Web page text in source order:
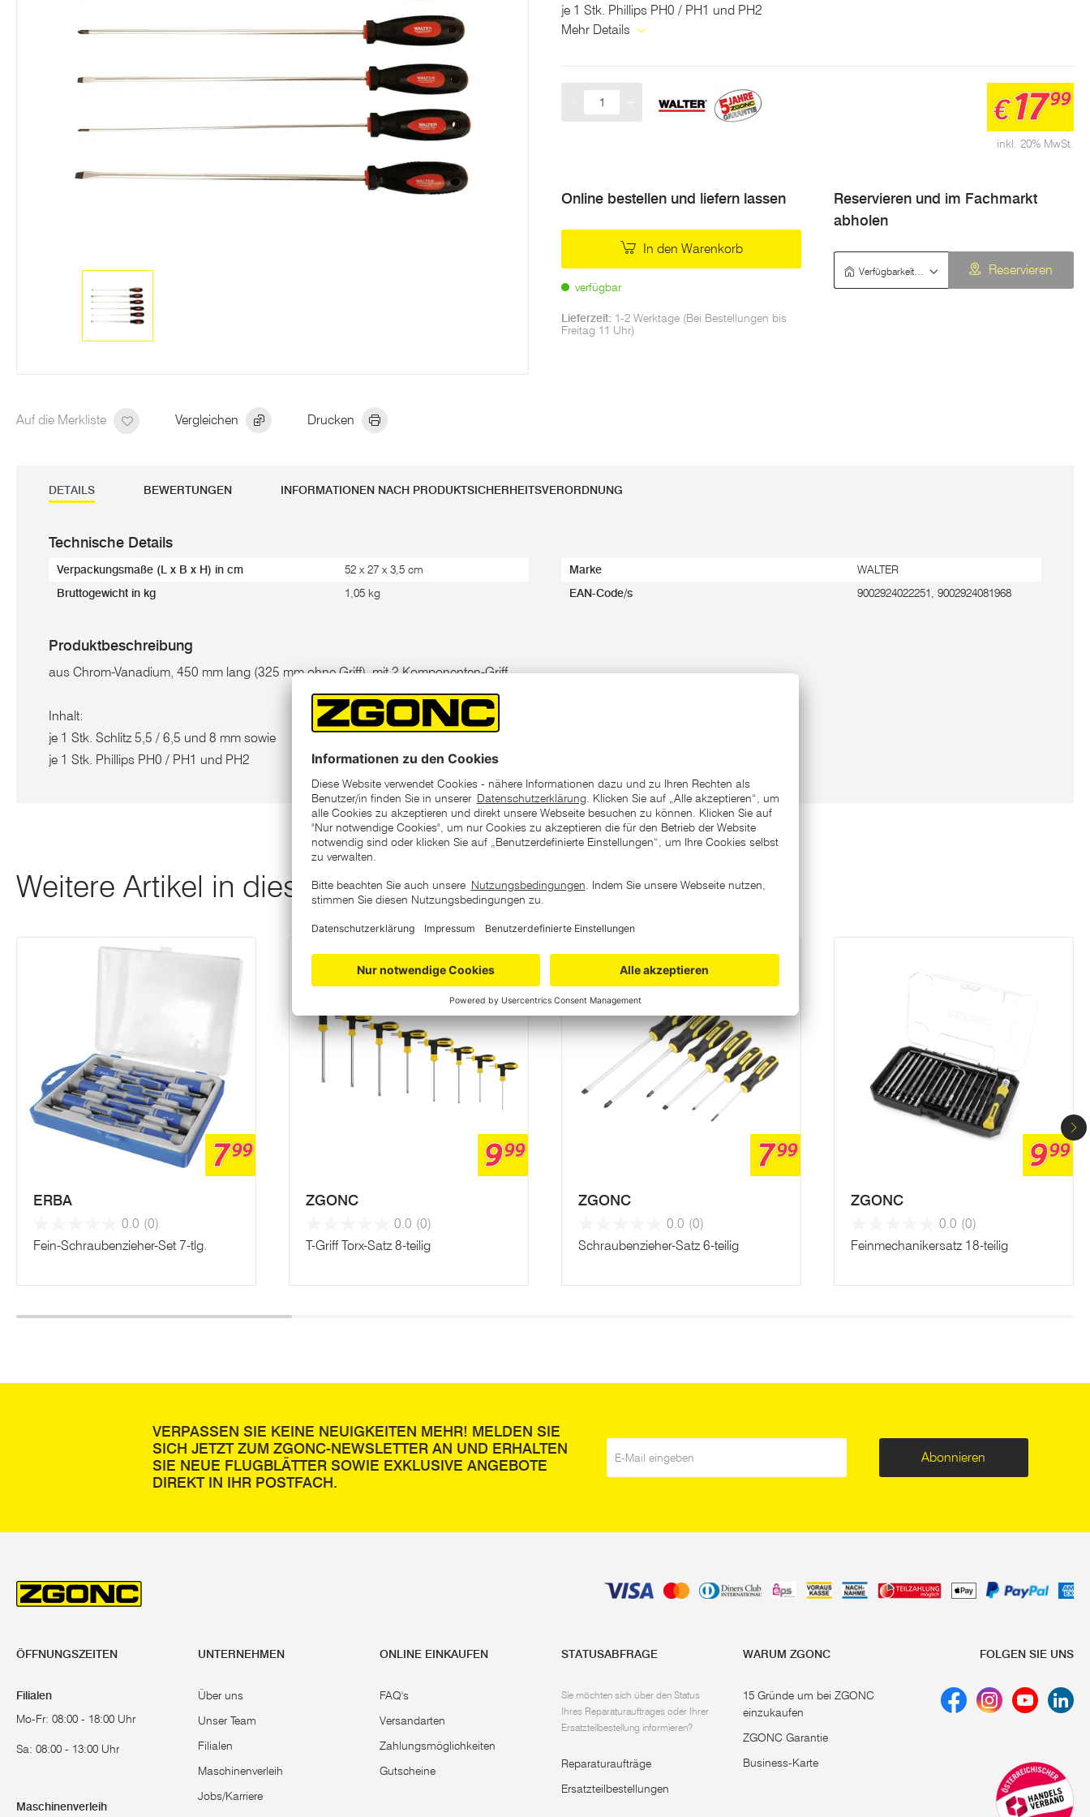
Auf die Merkliste Vergleichen Drucken
je 1 Stk. Phillips PH0 / PH1 und PH2
Mehr Details
inkl. 20% MwSt.
€1799
Online bestellen und liefern lassen
In den Warenkorb
verfügbar
Lieferzeit: 1-2 Werktage (Bei Bestellungen bis
Freitag 11 Uhr)
Reservieren und im Fachmarkt
abholen
Reservieren
DETAILS BEWERTUNGEN INFORMATIONEN NACH PRODUKTSICHERHEITSVERORDNUNG
Technische Details
Verpackungsmaße (L x B x H) in cm 52 x 27 x 3,5 cm
Bruttogewicht in kg 1,05 kg
Marke WALTER
EAN-Code/s 9002924022251, 9002924081968
Produktbeschreibung
aus Chrom-Vanadium, 450 mm lang (325 mm ohne Griff), mit 2 Komponenten-Griff
Inhalt:
je 1 Stk. Schlitz 5,5 / 6,5 und 8 mm sowie
je 1 Stk. Phillips PH0 / PH1 und PH2
Weitere Artikel in dieser Kategorie
799
ERBA
0.0 (0)
Fein-Schraubenzieher-Set 7-tlg.
999
ZGONC
0.0 (0)
T-Griff Torx-Satz 8-teilig
799
ZGONC
0.0 (0)
Schraubenzieher-Satz 6-teilig
999
ZGONC
0.0 (0)
Feinmechanikersatz 18-teilig
VERPASSEN SIE KEINE NEUIGKEITEN MEHR! MELDEN SIE
SICH JETZT ZUM ZGONC-NEWSLETTER AN UND ERHALTEN
SIE NEUE FLUGBLÄTTER SOWIE EXKLUSIVE ANGEBOTE
DIREKT IN IHR POSTFACH.
Abonnieren
ÖFFNUNGSZEITEN
Filialen
Mo-Fr: 08:00 - 18:00 Uhr
Sa: 08:00 - 13:00 Uhr
Maschinenverleih
UNTERNEHMEN
Über uns
Unser Team
Filialen
Maschinenverleih
Jobs/Karriere
ONLINE EINKAUFEN
FAQ's
Versandarten
Zahlungsmöglichkeiten
Gutscheine
STATUSABFRAGE
Sie möchten sich über den Status
Ihres Reparaturauftrages oder Ihrer
Ersatzteilbestellung informieren?
Reparaturaufträge
Ersatzteilbestellungen
WARUM ZGONC
15 Gründe um bei ZGONC
einzukaufen
ZGONC Garantie
Business-Karte
FOLGEN SIE UNS